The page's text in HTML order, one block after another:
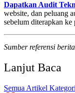
Dapatkan Audit
website, dan peluang
sebelum diterapkan ke
Sumber referensi
Lanjut Baca
Semua Artikel